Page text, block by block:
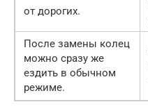
от дорогих.
После замены колец
можно сразу же
ездить в обычном
режиме.